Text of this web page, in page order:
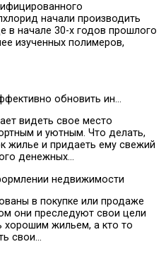
начали производить
начале 30-х годов прошлого
изученных полимеров,
обновить ин…
видеть свое место
и уютным. Что делать,
жилье и придаеть ему свежий
денежных…
недвижимости
в покупке или продаже
они преследуют свои цели
хорошим жильем, а кто то
свои…